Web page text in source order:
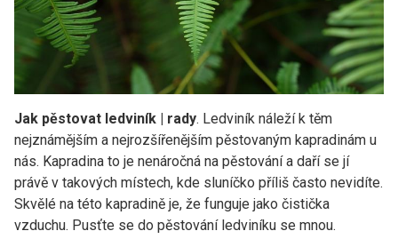
Jak pěstovat ledviník | rady. Ledviník náleží k těm
nejznámějším a nejrozšířenějším pěstovaným kapradinám u
nás. Kapradina to je nenáročná na pěstování a daří se jí
právě v takových místech, kde sluníčko příliš často nevidíte.
Skvělé na této kapradině je, že funguje jako čistička
vzduchu. Pusťte se do pěstování ledviníku se mnou.